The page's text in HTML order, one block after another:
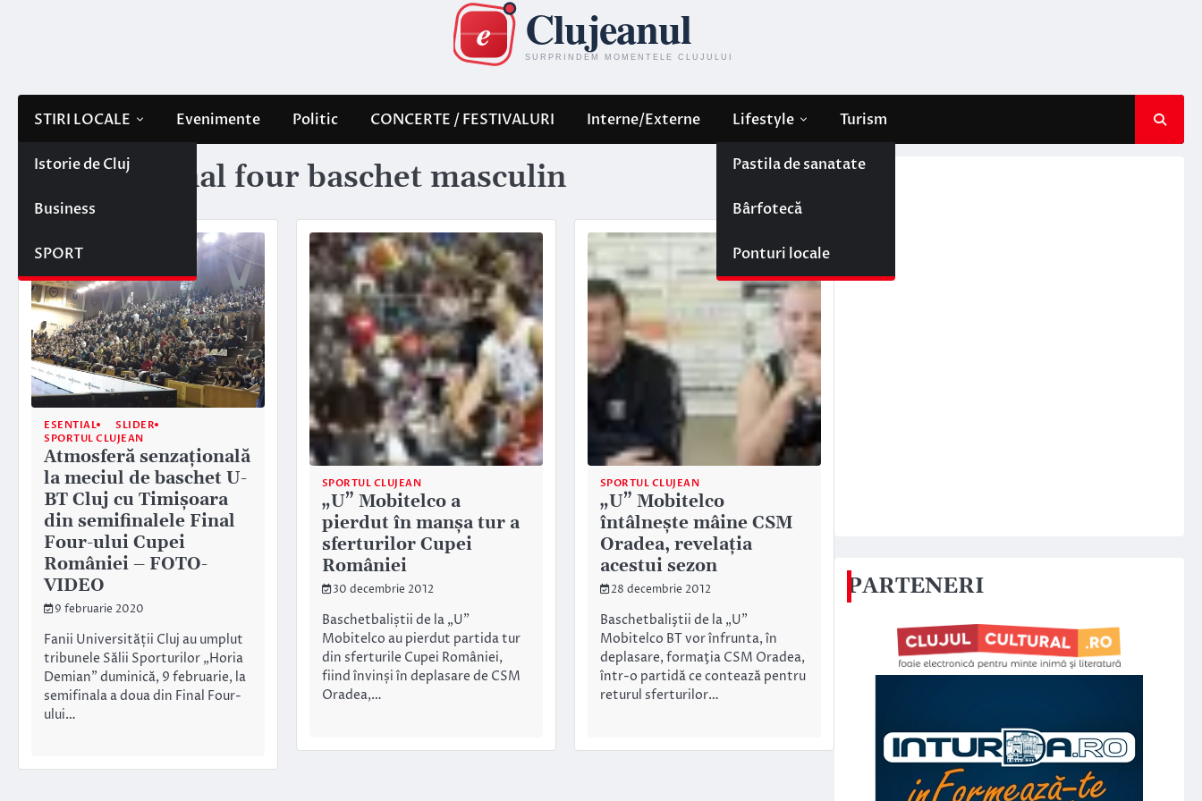
STIRI LOCALE
Istorie de Cluj
Business
SPORT
Evenimente Politic CONCERTE / FESTIVALURI Interne/Externe Lifestyle
Pastila de sanatate
Bârfotecă
Ponturi locale
Turism
Etichetă: final four baschet masculin
ESENTIAL
SLIDER
SPORTUL CLUJEAN
Atmosferă senzațională
la meciul de baschet U-
BT Cluj cu Timișoara
din semifinalele Final
Four-ului Cupei
României – FOTO-
VIDEO
9 februarie 2020
Fanii Universității Cluj au umplut
tribunele Sălii Sporturilor „Horia
Demian” duminică, 9 februarie, la
semifinala a doua din Final Four-
ului…
SPORTUL CLUJEAN
„U” Mobitelco a
pierdut în manşa tur a
sferturilor Cupei
României
30 decembrie 2012
Baschetbaliștii de la „U”
Mobitelco au pierdut partida tur
din sferturile Cupei României,
fiind învinși în deplasare de CSM
Oradea,…
SPORTUL CLUJEAN
„U” Mobitelco
întâlneşte mâine CSM
Oradea, revelaţia
acestui sezon
28 decembrie 2012
Baschetbaliştii de la „U”
Mobitelco BT vor înfrunta, în
deplasare, formaţia CSM Oradea,
într-o partidă ce contează pentru
returul sferturilor…
PARTENERI